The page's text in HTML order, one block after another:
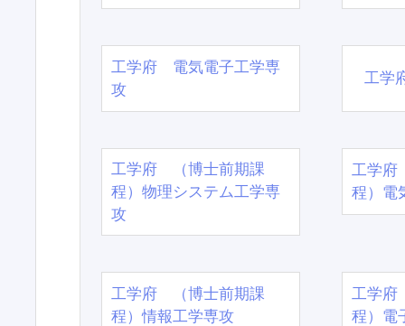
工学府 電気電子工学専
攻
工学
工学府 （博士前期課
程）物理システム工学専
攻
工学
程）電
工学府 （博士前期課
程）情報工学専攻
工学
程）電